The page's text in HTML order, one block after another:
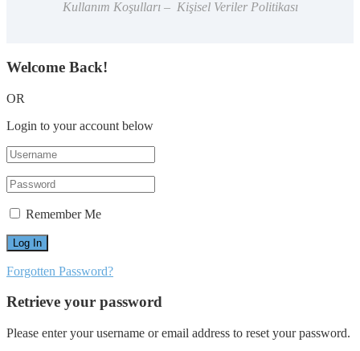
Kullanım Koşulları – Kişisel Veriler Politikası
Welcome Back!
OR
Login to your account below
Remember Me
Forgotten Password?
Retrieve your password
Please enter your username or email address to reset your password.